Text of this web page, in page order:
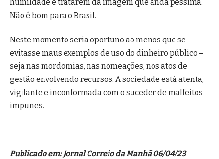
humildade e tratarem da imagem que anda péssima.
Não é bom para o Brasil.
Neste momento seria oportuno ao menos que se
evitasse maus exemplos de uso do dinheiro público –
seja nas mordomias, nas nomeações, nos atos de
gestão envolvendo recursos. A sociedade está atenta,
vigilante e inconformada com o suceder de malfeitos
impunes.
Publicado em: Jornal Correio da Manhã 06/04/23